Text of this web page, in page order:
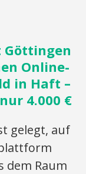
Online-
in Haft –
4.000 €
gelegt, auf
dem Raum